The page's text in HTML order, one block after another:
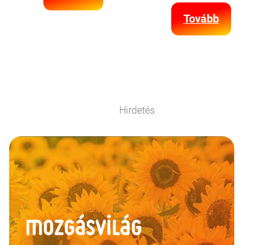
Tovább
Hirdetés